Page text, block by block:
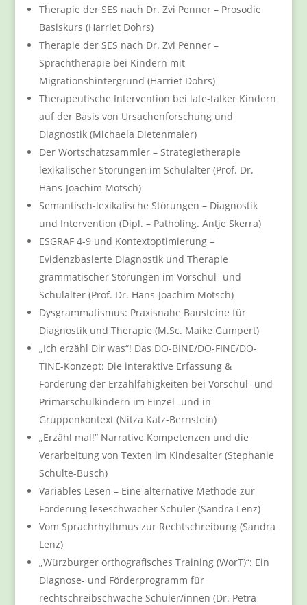
Therapie der SES nach Dr. Zvi Penner – Prosodie
Basiskurs (Harriet Dohrs)
Therapie der SES nach Dr. Zvi Penner –
Sprachtherapie bei Kindern mit
Migrationshintergrund (Harriet Dohrs)
Therapeutische Intervention bei late-talker Kindern
auf der Basis von Ursachenforschung und
Diagnostik (Michaela Dietenmaier)
Der Wortschatzsammler – Strategietherapie
lexikalischer Störungen im Schulalter (Prof. Dr.
Hans-Joachim Motsch)
Semantisch-lexikalische Störungen – Diagnostik
und Intervention (Dipl. – Patholing. Antje Skerra)
ESGRAF 4-9 und Kontextoptimierung –
Evidenzbasierte Diagnostik und Therapie
grammatischer Störungen im Vorschul- und
Schulalter (Prof. Dr. Hans-Joachim Motsch)
Dysgrammatismus: Praxisnahe Bausteine für
Diagnostik und Therapie (M.Sc. Maike Gumpert)
„Ich erzähl Dir was“! Das DO-BINE/DO-FINE/DO-
TINE-Konzept: Die interaktive Erfassung &
Förderung der Erzählfähigkeiten bei Vorschul- und
Primarschulkindern im Einzel- und in
Gruppenkontext (Nitza Katz-Bernstein)
„Erzähl mal!“ Narrative Kompetenzen und die
Verarbeitung von Texten im Kindesalter (Stephanie
Schulte-Busch)
Variables Lesen – Eine alternative Methode zur
Förderung leseschwacher Schüler (Sandra Lenz)
Vom Sprachrhythmus zur Rechtschreibung (Sandra
Lenz)
„Würzburger orthografisches Training (WorT)“: Ein
Diagnose- und Förderprogramm für
rechtschreibschwache Schüler/innen (Dr. Petra